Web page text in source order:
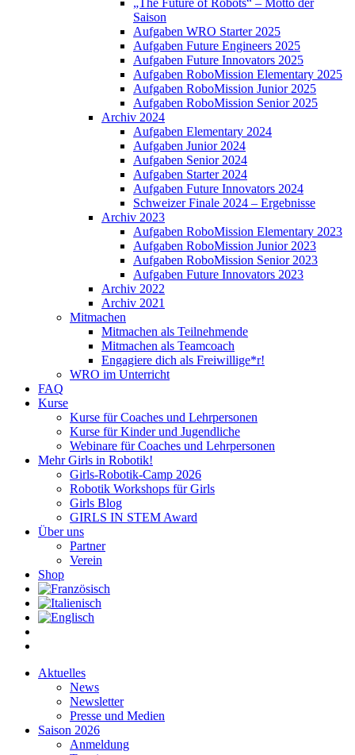
„The Future of Robots“ – Motto der
Saison
Aufgaben WRO Starter 2025
Aufgaben Future Engineers 2025
Aufgaben Future Innovators 2025
Aufgaben RoboMission Elementary 2025
Aufgaben RoboMission Junior 2025
Aufgaben RoboMission Senior 2025
Archiv 2024
Aufgaben Elementary 2024
Aufgaben Junior 2024
Aufgaben Senior 2024
Aufgaben Starter 2024
Aufgaben Future Innovators 2024
Schweizer Finale 2024 – Ergebnisse
Archiv 2023
Aufgaben RoboMission Elementary 2023
Aufgaben RoboMission Junior 2023
Aufgaben RoboMission Senior 2023
Aufgaben Future Innovators 2023
Archiv 2022
Archiv 2021
Mitmachen
Mitmachen als Teilnehmende
Mitmachen als Teamcoach
Engagiere dich als Freiwillige*r!
WRO im Unterricht
FAQ
Kurse
Kurse für Coaches und Lehrpersonen
Kurse für Kinder und Jugendliche
Webinare für Coaches und Lehrpersonen
Mehr Girls in Robotik!
Girls-Robotik-Camp 2026
Robotik Workshops für Girls
Girls Blog
GIRLS IN STEM Award
Über uns
Partner
Verein
Shop
Aktuelles
News
Newsletter
Presse und Medien
Saison 2026
Anmeldung